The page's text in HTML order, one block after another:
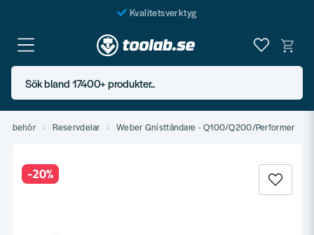
Kvalitetsverktyg
Fraktfritt över 999 SEK*
En järnhandel för alla
Butik i Göteborg
Sök bland 17400+ produkter..
tillbehör Reservdelar Weber Gnisttändare - Q100/Q200/Performer
-20%